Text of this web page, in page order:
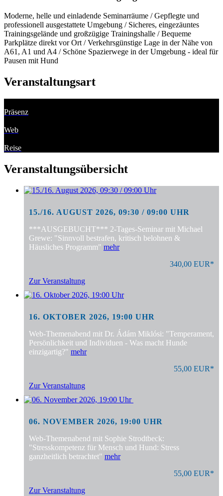
Moderne, helle und einladende Seminarräume / Gepflegte und
professionell ausgestattete Umgebung / Sicheres, eingezäuntes
Trainingsgelände und großzügige Trainingshalle / Bequeme
Parkplätze direkt vor Ort / Verkehrsgünstige Lage in der Nähe von
A61, A1 und A4 / Schöne Spazierwege in der Umgebung - ideal für
Pausen mit Hund
Veranstaltungsart
Präsenz
Web
Reise
Veranstaltungsübersicht
15./16. AUGUST 2026, 09:30 / 09:00 UHR
***AUSGEBUCHT*** 2-Tages-Seminar mit Michael
Grewe: "Sinnvoll bestrafen, kritisch belohnen &
Häusliches Programm" mehr
340,00 EUR*
Zur Veranstaltung
16. OKTOBER 2026, 19:00 UHR
Web-Themenabend mit Dr. Ádám Miklósi: "Temperament,
Persönlichkeit und Individuen - Was macht Hunde
einzigartig?" mehr
55,00 EUR*
Zur Veranstaltung
06. NOVEMBER 2026, 19:00 UHR
Web-Themenabend mit Sophie Strodtbeck:
"Stresskompetenz für Mensch und Hund: Stress
ganzheitlich betrachtet" mehr
55,00 EUR*
Zur Veranstaltung